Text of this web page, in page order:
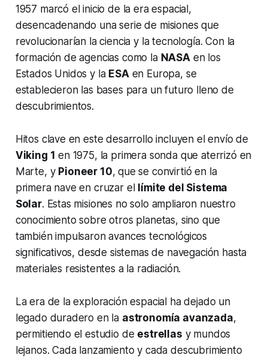
1957 marcó el inicio de la era espacial,
desencadenando una serie de misiones que
revolucionarían la ciencia y la tecnología. Con la
formación de agencias como la NASAen los
Estados Unidos y la ESAen Europa, se
establecieron las bases para un futuro lleno de
descubrimientos.
Hitos clave en este desarrollo incluyen el envío de
Viking 1 en 1975, la primera sonda que aterrizó en
Marte, y Pioneer 10, que se convirtió en la
primera nave en cruzar el
límite del Sistema
Solar. Estas misiones no solo ampliaron nuestro
conocimiento sobre otros planetas, sino que
también impulsaron avances tecnológicos
significativos, desde sistemas de navegación hasta
materiales resistentes a la radiación.
La era de la exploración espacial ha dejado un
legado duradero en la astronomía avanzada,
permitiendo el estudio de estrellas y mundos
lejanos. Cada lanzamiento y cada descubrimiento